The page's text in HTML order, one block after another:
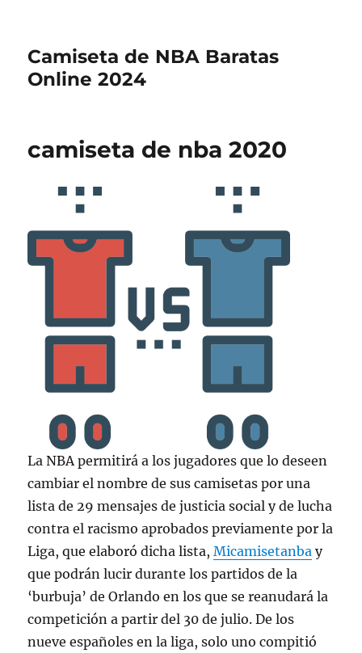
Camiseta de NBA Baratas
Online 2024
camiseta de nba 2020
La NBA permitirá a los jugadores que lo deseen
cambiar el nombre de sus camisetas por una
lista de 29 mensajes de justicia social y de lucha
contra el racismo aprobados previamente por la
Liga, que elaboró dicha lista,Micamisetanba y
que podrán lucir durante los partidos de la
‘burbuja’ de Orlando en los que se reanudará la
competición a partir del 30 de julio. De los
nueve españoles en la liga, solo uno compitió